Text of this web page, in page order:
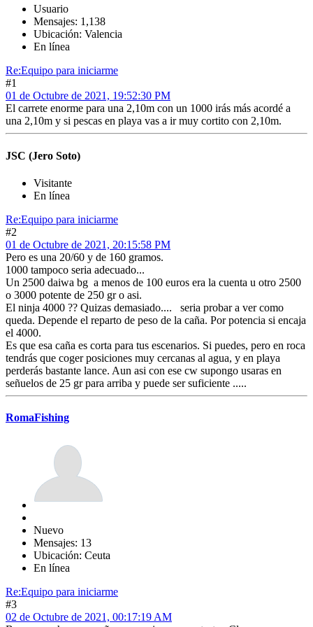
Usuario
Mensajes: 1,138
Ubicación: Valencia
En línea
Re:Equipo para iniciarme
#1
01 de Octubre de 2021, 19:52:30 PM
El carrete enorme para una 2,10m con un 1000 irás más acordé a
una 2,10m y si pescas en playa vas a ir muy cortito con 2,10m.
JSC (Jero Soto)
Visitante
En línea
Re:Equipo para iniciarme
#2
01 de Octubre de 2021, 20:15:58 PM
Pero es una 20/60 y de 160 gramos.
1000 tampoco seria adecuado...
Un 2500 daiwa bg a menos de 100 euros era la cuenta u otro 2500
o 3000 potente de 250 gr o asi.
El ninja 4000 ?? Quizas demasiado.... seria probar a ver como
queda. Depende el reparto de peso de la caña. Por potencia si encaja
el 4000.
Es que esa caña es corta para tus escenarios. Si puedes, pero en roca
tendrás que coger posiciones muy cercanas al agua, y en playa
perderás bastante lance. Aun asi con ese cw supongo usaras en
señuelos de 25 gr para arriba y puede ser suficiente .....
RomaFishing
Nuevo
Mensajes: 13
Ubicación: Ceuta
En línea
Re:Equipo para iniciarme
#3
02 de Octubre de 2021, 00:17:19 AM